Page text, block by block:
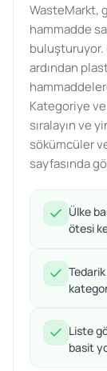
WasteMarkt,
hammadde
buluşturuyor.
ardından
Kategoriye
sıralayın ve
sökümcüler
sayfasında
Ülke
ötesi
Liste
basit